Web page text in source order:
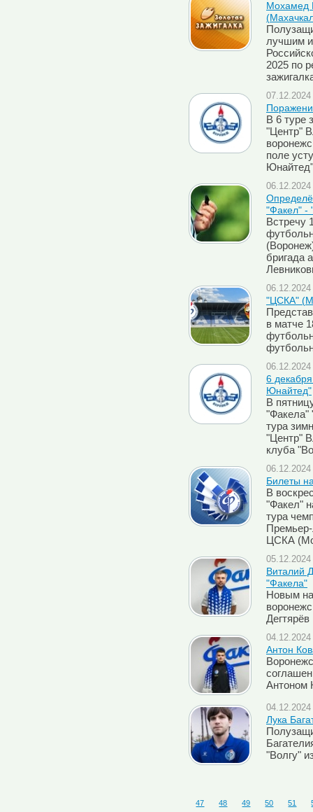
Мохамед
лучшим
2025 по
В 6 туре
"Центр"
поле
"Факел" -
Встречу
бригада
"ЦСКА"
в матче
6
Юнайтед"
В
"Факела"
тура
"Центр"
клуба
Билеты
В
"Факел"
тура
ЦСКА
Виталий
"Факела"
Новым
Дегтярёв
Антон
Антоном
Лука
"Волгу"
47 48 49 50 51